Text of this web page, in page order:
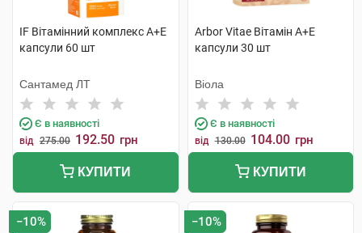
IF Вітамінний комплекс А+Е
капсули 60 шт
Сантамед ЛТ
Є в наявності
від 275.00 192.50 грн
КУПИТИ
Arbor Vitae Вітамін A+Е
капсули 30 шт
Віола
Є в наявності
від 130.00 104.00 грн
КУПИТИ
−10% −10%